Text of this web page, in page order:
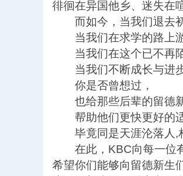
徘徊在异国他乡、迷失在
而如今，当我们退去初
当我们在求学的路上
当我们在这个已不再
当我们不断成长与进
你是否曾想过，
也给那些后辈的留德新
帮助他们更快更好的
毕竟同是天涯沦落人,
在此，KBC向每一位有
希望你们能够向留德新生